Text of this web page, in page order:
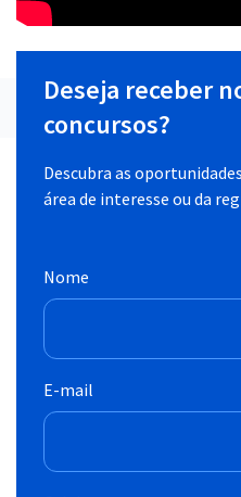
Deseja receber
concursos?
Descubra as
área de interesse ou da
Nome
E-mail